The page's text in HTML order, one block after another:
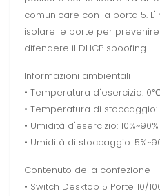
comunicare con la porta 5.
isolare le porte per
difendere il DHCP spoofing
Informazioni ambientali
• Temperatura d'esercizio:
• Temperatura di
• Umidità d'esercizio:
• Umidità di stoccaggio:
Contenuto della confezione
• Switch Desktop 5 Porte 10/